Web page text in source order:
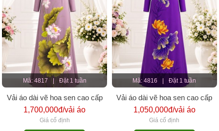
Mã: 4817 Đặt 1 tuần
Vải áo dài vẽ hoa sen cao cấp
1,700,000đ/vải áo
Giá cố định
Mã: 4816 Đặt 1 tuần
Vải áo dài vẽ hoa sen cao cấp
1,050,000đ/vải áo
Giá cố định